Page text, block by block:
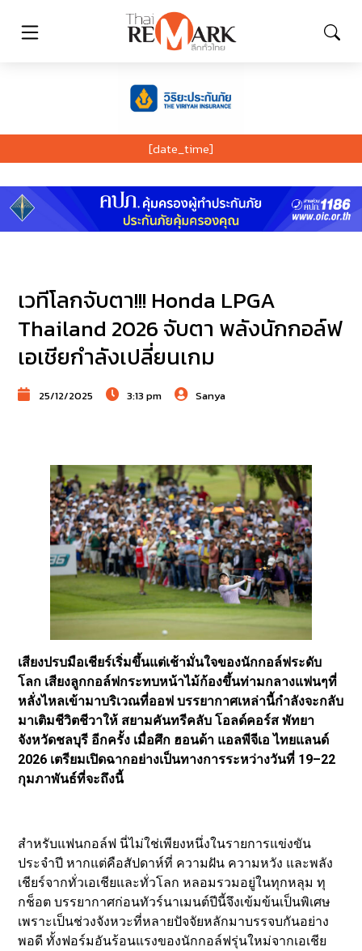
[date_time]
เวทีโลกจับตา!!! Honda LPGA
Thailand 2026 จับตา พลังนักกอล์ฟ
เอเชียกำลังเปลี่ยนเกม
25/12/2025 3:13 pm Sanya
เสียงปรบมือเชียร์เริ่มขึ้นแต่เช้ามั่นใจของนักกอล์ฟระดับ
โลก เสียงลูกกอล์ฟกระทบหน้าไม้ก้องขึ้นท่ามกลางแฟนๆที่
หลั่งไหลเข้ามาบริเวณที่ออฟ บรรยากาศเหล่านี้กำลังจะกลับ
มาเติมชีวิตชีวาให้ สยามคันทรีคลับ โอลด์คอร์ส พัทยา
จังหวัดชลบุรี อีกครั้ง เมื่อศึก ฮอนด้า แอลพีจีเอ ไทยแลนด์
2026 เตรียมเปิดฉากอย่างเป็นทางการระหว่างวันที่ 19–22
กุมภาพันธ์ที่จะถึงนี้
สำหรับแฟนกอล์ฟ นี่ไม่ใช่เพียงหนึ่งในรายการแข่งขัน
ประจำปี หากแต่คือสัปดาห์ที่ ความฝัน ความหวัง และพลัง
เชียร์จากทั่วเอเชียและทั่วโลก หลอมรวมอยู่ในทุกหลุม ทุ
กช็อต บรรยากาศก่อนทัวร์นาเมนต์ปีนี้จึงเข้มข้นเป็นพิเศษ
เพราะเป็นช่วงจังหวะที่หลายปัจจัยหลักมาบรรจบกันอย่าง
พอดี ทั้งฟอร์มอันร้อนแรงของนักกอล์ฟรุ่นใหม่จากเอเชีย